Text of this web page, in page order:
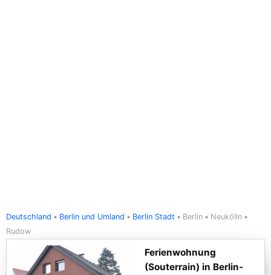
Deutschland Berlin und Umland Berlin Stadt Berlin
Neukölln
Rudow
Ferienwohnung
(Souterrain) in Berlin-